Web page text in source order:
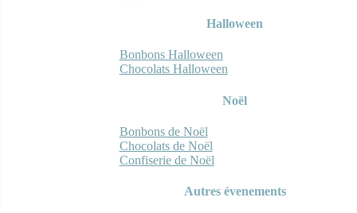
Halloween
Bonbons Halloween
Chocolats Halloween
Noël
Bonbons de Noël
Chocolats de Noël
Confiserie de Noël
Autres évenements